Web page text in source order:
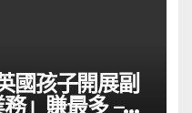
國孩子開展副
」賺最多 –